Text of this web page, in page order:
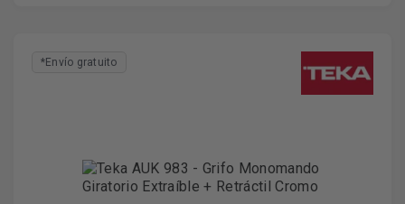
*Envío gratuito